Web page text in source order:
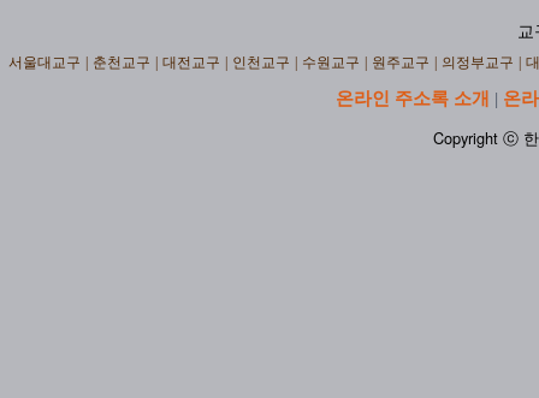
교
서울대교구 춘천교구 대전교구 인천교구 수원교구 원주교구 의정부교구
온라인 주소록 소개 | 온
Copyright ⓒ